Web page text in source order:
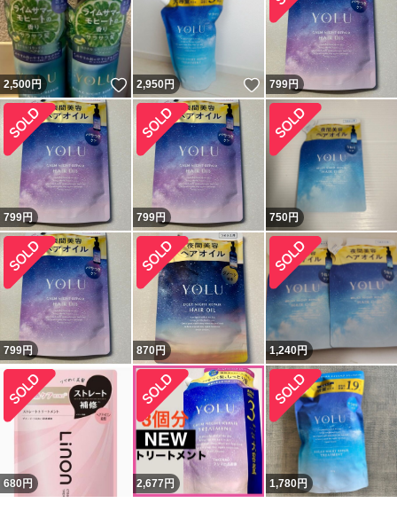
2,500円 いいね！
2,950円 いいね！
799円
799円 799円 750円
799円 870円 1,240円
680円 2,677円 1,780円